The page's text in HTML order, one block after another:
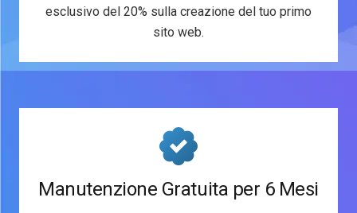
esclusivo del 20% sulla creazione del tuo primo
sito web.
Manutenzione Gratuita per 6 Mesi